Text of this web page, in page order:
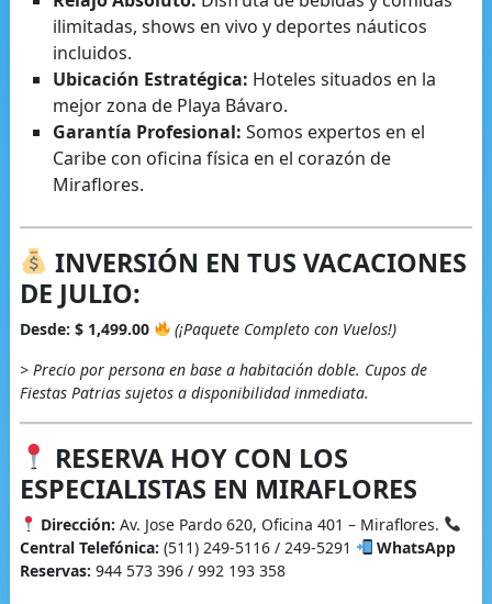
ilimitadas, shows en vivo y deportes náuticos
incluidos.
Ubicación Estratégica: Hoteles situados en la
mejor zona de Playa Bávaro.
Garantía Profesional: Somos expertos en el
Caribe con oficina física en el corazón de
Miraflores.
INVERSIÓN EN TUS VACACIONES
DE JULIO:
Desde: $ 1,499.00
(¡Paquete Completo con Vuelos!)
> Precio por persona en base a habitación doble. Cupos de
Fiestas Patrias sujetos a disponibilidad inmediata.
RESERVA HOY CON LOS
ESPECIALISTAS EN MIRAFLORES
Dirección: Av. Jose Pardo 620, Oficina 401 – Miraflores.
Central Telefónica: (511) 249-5116 / 249-5291
WhatsApp
Reservas: 944 573 396 / 992 193 358